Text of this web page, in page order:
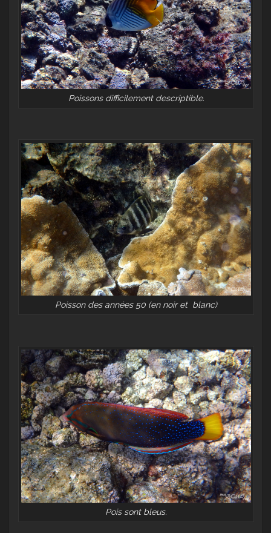
Poissons difficilement descriptible.
Poisson des années 50 (en noir et blanc)
Pois sont bleus.